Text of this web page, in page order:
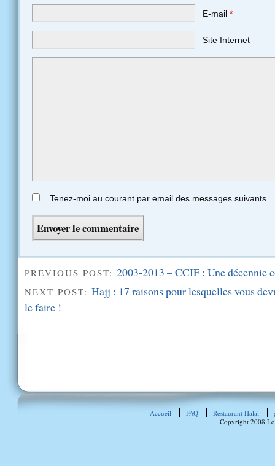
E-mail*
Site Internet
Tenez-moi au courant par email des messages suivants.
PREVIOUS POST: 2003-2013 – CCIF : Une décennie
NEXT POST: Hajj : 17 raisons pour lesquelles vous
le faire !
Accueil FAQ Restaurant Halal
Copyright 2008